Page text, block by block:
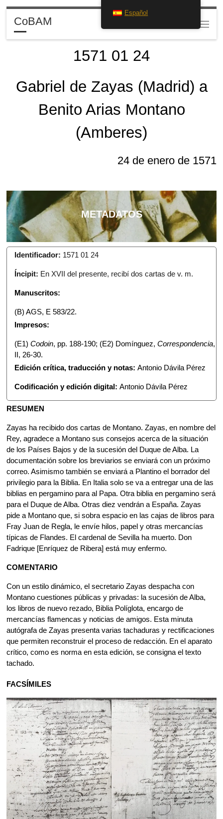
CoBAM
Search
1571 01 24
Gabriel de Zayas (Madrid) a
Benito Arias Montano
(Amberes)
24 de enero de 1571
METADATOS
Identificador: 1571 01 24
Íncipit: En XVII del presente, recibí dos cartas de v. m.
Manuscritos:
(B) AGS, E 583/22.
Impresos:
(E1)Codoin, pp. 188-190; (E2) Domínguez,Correspondencia,
II, 26-30.
Edición crítica, traducción y notas:Antonio Dávila Pérez
Codificación y edición digital:Antonio Dávila Pérez
RESUMEN
Zayas ha recibido dos cartas de Montano. Zayas, en nombre del
Rey, agradece a Montano sus consejos acerca de la situación
de los Países Bajos y de la sucesión del Duque de Alba. La
documentación sobre los breviarios se enviará con un próximo
correo. Asimismo también se enviará a Plantino el borrador del
privilegio para la Biblia. En Italia solo se va a entregar una de las
biblias en pergamino para al Papa. Otra biblia en pergamino será
para el Duque de Alba. Otras diez vendrán a España. Zayas
pide a Montano que, si sobra espacio en las cajas de libros para
Fray Juan de Regla, le envíe hilos, papel y otras mercancías
típicas de Flandes. El cardenal de Sevilla ha muerto. Don
Fadrique [Enríquez de Ribera] está muy enfermo.
COMENTARIO
Con un estilo dinámico, el secretario Zayas despacha con
Montano cuestiones públicas y privadas: la sucesión de Alba,
los libros de nuevo rezado, Biblia Políglota, encargo de
mercancías flamencas y noticias de amigos. Esta minuta
autógrafa de Zayas presenta varias tachaduras y rectificaciones
que permiten reconstruir el proceso de redacción. En el aparato
crítico, como es norma en esta edición, se consigna el texto
tachado.
FACSÍMILES
Español